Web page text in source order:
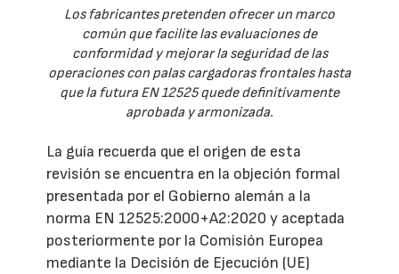
Los fabricantes pretenden ofrecer un marco
común que facilite las evaluaciones de
conformidad y mejorar la seguridad de las
operaciones con palas cargadoras frontales hasta
que la futura EN 12525 quede definitivamente
aprobada y armonizada.
La guía recuerda que el origen de esta
revisión se encuentra en la objeción formal
presentada por el Gobierno alemán a la
norma EN 12525:2000+A2:2020 y aceptada
posteriormente por la Comisión Europea
mediante la Decisión de Ejecución (UE)